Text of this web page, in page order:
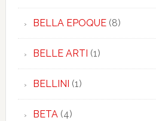
BELLA EPOQUE(8)
BELLE ARTI (1)
BELLINI (1)
BETA(4)